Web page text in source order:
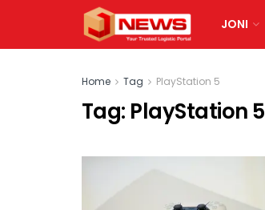
JONI
Home Tag PlayStation 5
Tag: PlayStation 5